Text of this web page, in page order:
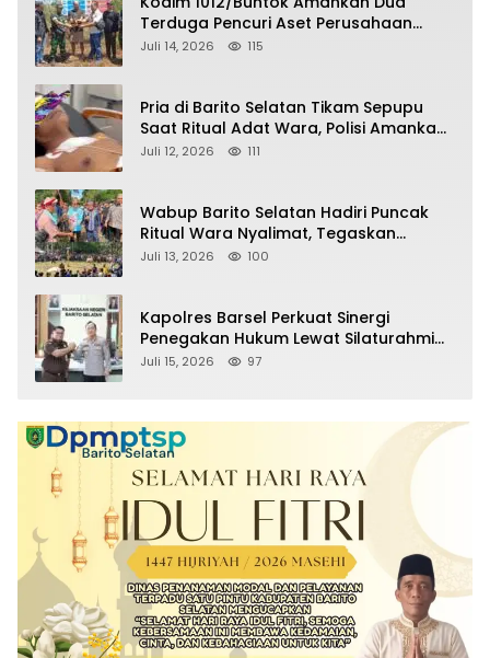
Terduga Pencuri Aset Perusahaan
Sitaan Satgas PKH, Satu Paket Diduga
Juli 14, 2026 115
Pria di Barito Selatan Tikam Sepupu
Saat Ritual Adat Wara, Polisi Amankan
Pelaku
Juli 12, 2026 111
Wabup Barito Selatan Hadiri Puncak
Ritual Wara Nyalimat, Tegaskan
Komitmen Lestarikan Budaya Dayak
Juli 13, 2026 100
Kapolres Barsel Perkuat Sinergi
Penegakan Hukum Lewat Silaturahmi
dengan Kajari Barito Selatan
Juli 15, 2026 97